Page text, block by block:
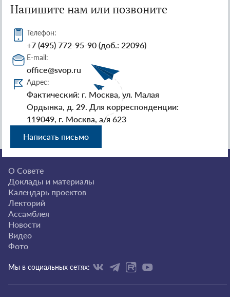
Напишите нам или позвоните
Телефон:
+7 (495) 772-95-90 (доб.: 22096)
E-mail:
office@svop.ru
Адрес:
Фактический: г. Москва, ул. Малая
Ордынка, д. 29. Для корреспонденции:
119049, г. Москва, а/я 623
Написать письмо
О Совете
Доклады и материалы
Календарь проектов
Лекторий
Ассамблея
Новости
Видео
Фото
Мы в социальных сетях: